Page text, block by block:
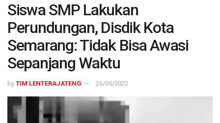
Siswa SMP Lakukan
Perundungan, Disdik Kota
Semarang: Tidak Bisa Awasi
Sepanjang Waktu
by TIM LENTERAJATENG 26/05/2022